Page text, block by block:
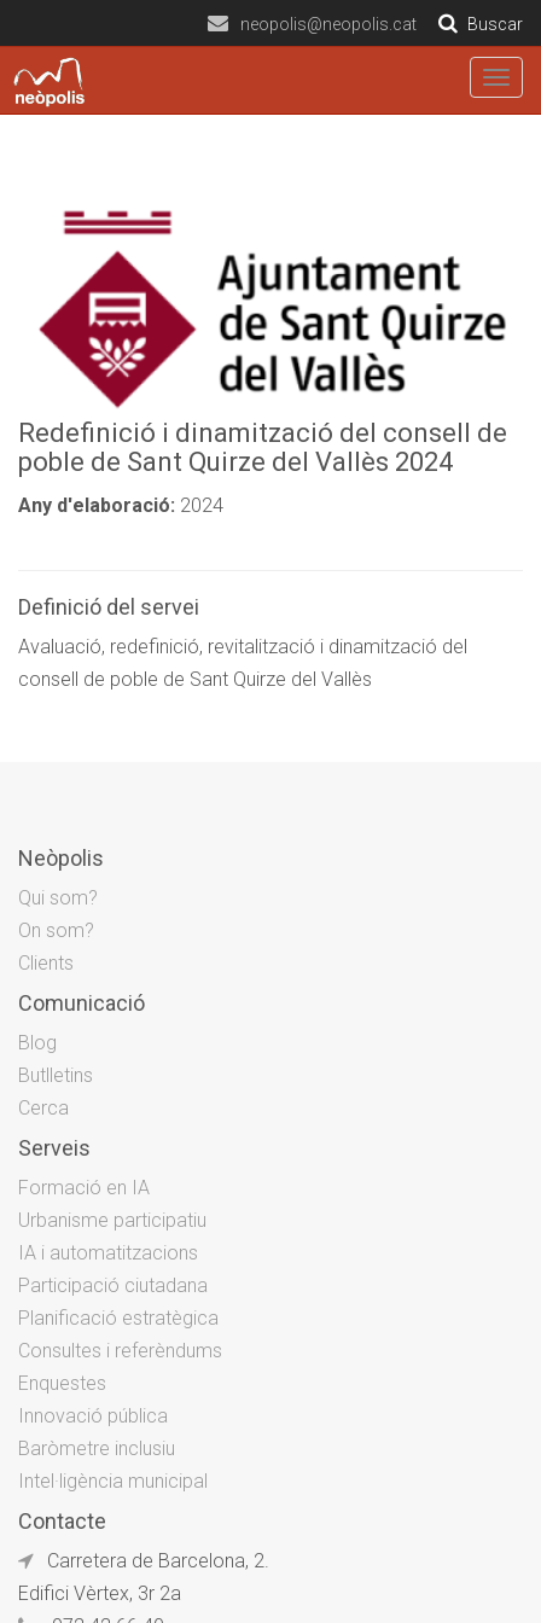
neopolis@neopolis.cat Buscar
Redefinició i dinamització del consell de
poble de Sant Quirze del Vallès 2024
Any d'elaboració: 2024
Definició del servei
Avaluació, redefinició, revitalització i dinamització del
consell de poble de Sant Quirze del Vallès
Neòpolis
Qui som?
On som?
Clients
Comunicació
Blog
Butlletins
Cerca
Serveis
Formació en IA
Urbanisme participatiu
IA i automatitzacions
Participació ciutadana
Planificació estratègica
Consultes i referèndums
Enquestes
Innovació pública
Baròmetre inclusiu
Intel·ligència municipal
Contacte
Carretera de Barcelona, 2.
Edifici Vèrtex, 3r 2a